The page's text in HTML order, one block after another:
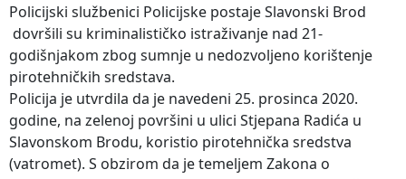
Policijski službenici Policijske postaje Slavonski Brod
dovršili su kriminalističko istraživanje nad 21-
godišnjakom zbog sumnje u nedozvoljeno korištenje
pirotehničkih sredstava.
Policija je utvrdila da je navedeni 25. prosinca 2020.
godine, na zelenoj površini u ulici Stjepana Radića u
Slavonskom Brodu, koristio pirotehnička sredstva
(vatromet). S obzirom da je temeljem Zakona o